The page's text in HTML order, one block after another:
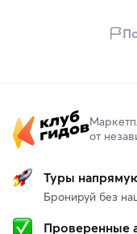
от
Туры
Бронируй без
Проверенные